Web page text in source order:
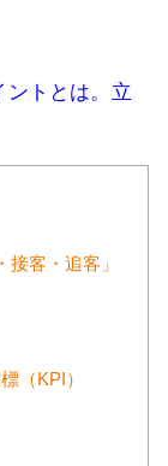
ントとは。立
客・追客」
（KPI）